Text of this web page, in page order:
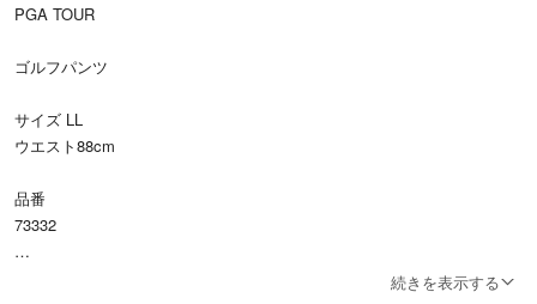
PGA TOUR
ゴルフパンツ
サイズ LL
ウエスト88cm
品番
73332
続きを表示する